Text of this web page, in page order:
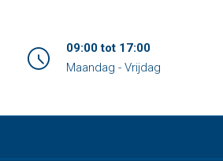
09:00 tot 17:00
Maandag - Vrijdag